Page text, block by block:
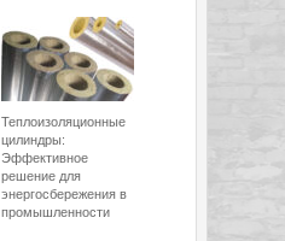
Теплоизоляционные
цилиндры:
Эффективное
решение для
энергосбережения в
промышленности